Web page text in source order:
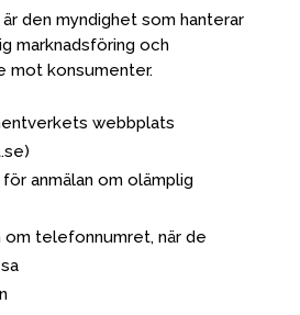
den myndighet som hanterar
marknadsföring och
mot konsumenter.
webbplats
anmälan om olämplig
om telefonnumret, när de